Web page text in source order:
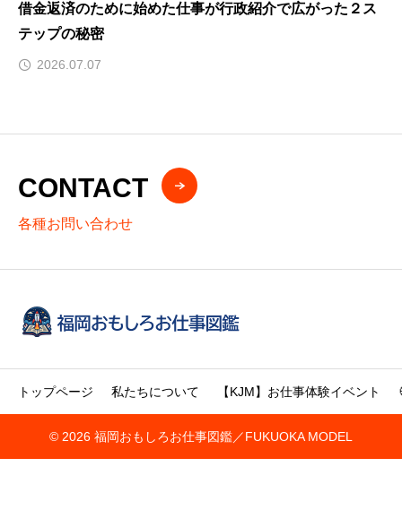
借金返済のために始めた仕事が行政紹介で広がった２ス
テップの秘密
2026.07.07
CONTACT
各種お問い合わせ
トップページ 私たちについて 【KJM】お仕事体験イベント
© 2026 福岡おもしろお仕事図鑑／FUKUOKA MODEL